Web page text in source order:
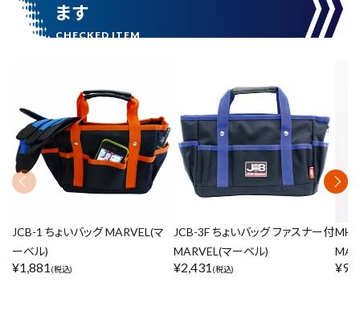
ます
JCB-1 ちょいバッグ MARVEL(マ
ーベル)
¥1,881 (税込)
JCB-3F ちょいバッグ ファスナー付
MARVEL(マーベル)
¥2,431 (税込) ¥